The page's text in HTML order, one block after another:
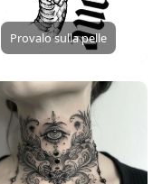
Provalo sulla pelle